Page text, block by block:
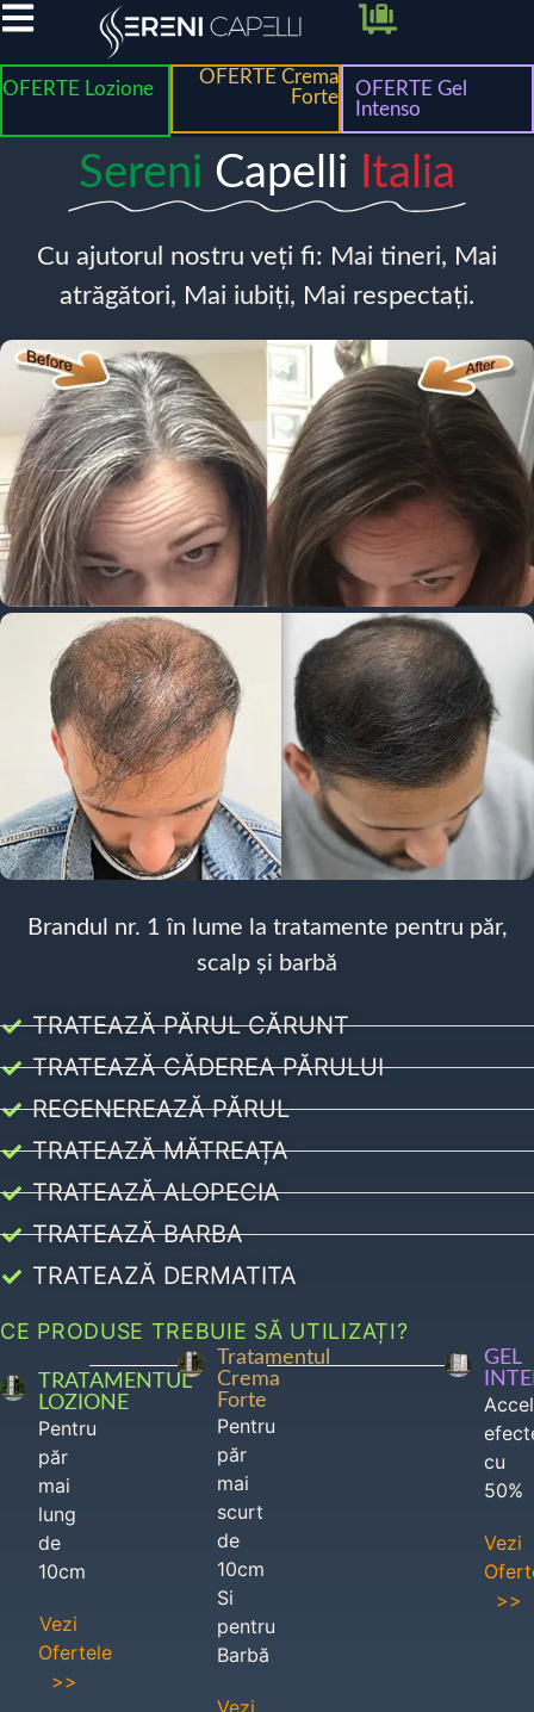
OFERTE Lozione
OFERTE Crema
Forte
OFERTE Gel
Intenso
Sereni Capelli Italia
Cu ajutorul nostru veți fi: Mai tineri, Mai
atrăgători, Mai iubiți, Mai respectați.
Brandul nr. 1 în lume la tratamente pentru păr,
scalp și barbă
TRATEAZĂ PĂRUL CĂRUNT
TRATEAZĂ CĂDEREA PĂRULUI
REGENEREAZĂ PĂRUL
TRATEAZĂ MĂTREAȚA
TRATEAZĂ ALOPECIA
TRATEAZĂ BARBA
TRATEAZĂ DERMATITA
CE PRODUSE TREBUIE SĂ UTILIZAȚI?
TRATAMENTUL
LOZIONE
Pentru
păr
mai
lung
de
10cm
Vezi
Ofertele
>>
Tratamentul
Crema
Forte
Pentru
păr
mai
scurt
de
10cm
Si
pentru
Barbă
GEL
cu
50%
Vezi
>>